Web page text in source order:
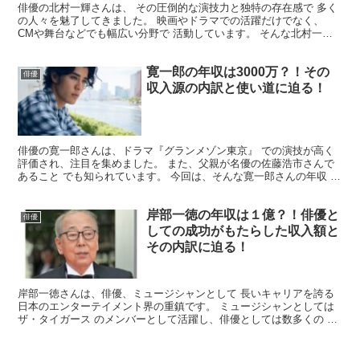
俳優の北村一輝さんは、 その圧倒的な演技力と独特の存在感で 多く
の人々を魅了してきました。 映画やドラマでの活躍だけでなく、
CMや舞台などでも幅広い分野で 活動しています。 そんな北村一輝
俳優
寛一郎の年収は3000万？！その
収入源の内訳と使い道に迫る！
俳優の寛一郎さんは、ドラマ『グランメゾン東京』 での演技が高く
評価され、注目を集めました。 また、父親が名優の佐藤浩市さんで
あること でも知られています。 今回は、そんな寛一郎さんの年収 に
俳優
岸部一徳の年収は１億？！俳優と
しての成功がもたらした収入額と
その内訳に迫る！
岸部一徳さんは、俳優、ミュージシャンとして 長いキャリアを誇る
日本のエンターテイメント界の重鎮です。 ミュージシャンとしては
ザ・タイガース のメンバーとして活躍し、俳優としては数多くの ド